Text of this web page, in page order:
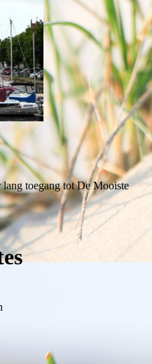
lang toegang tot De Mooiste